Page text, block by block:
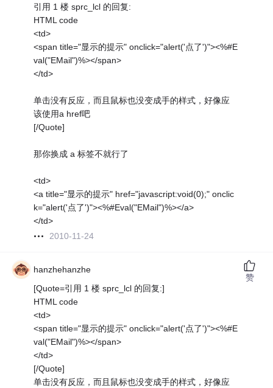
引用 1 楼 sprc_lcl 的回复:
HTML code
<td>
<span title="显示的提示" onclick="alert('点了')"><%#E
val("EMail")%></span>
</td>
单击没有反应，而且鼠标也没变成手的样式，好像应
该使用a href吧
[/Quote]
那你换成 a 标签不就行了
<td>
<a title="显示的提示" href="javascript:void(0);" onclic
k="alert('点了')"><%#Eval("EMail")%></a>
</td>
2010-11-24
hanzhehanzhe
[Quote=引用 1 楼 sprc_lcl 的回复:]
HTML code
<td>
<span title="显示的提示" onclick="alert('点了')"><%#E
val("EMail")%></span>
</td>
[/Quote]
单击没有反应，而且鼠标也没变成手的样式，好像应
赞